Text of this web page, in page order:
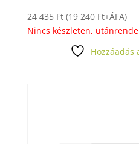
24 435 Ft (19 240 Ft+ÁFA)
Nincs készleten,
Hozzáadás